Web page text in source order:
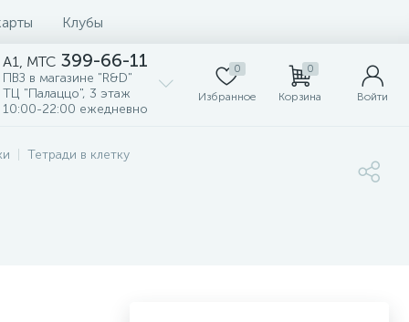
Клубы
A1, MTC 399-66-11
ПВЗ в магазине "R&D"
ТЦ "Палаццо", 3 этаж
10:00-22:00 ежедневно
0
Избранное
0
Корзина Войти
Тетради в клетку